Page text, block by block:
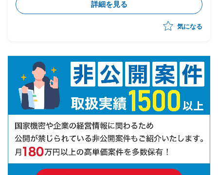
・各ステークホルダとの英語によるコミュニケーション
詳細を見る
気になる